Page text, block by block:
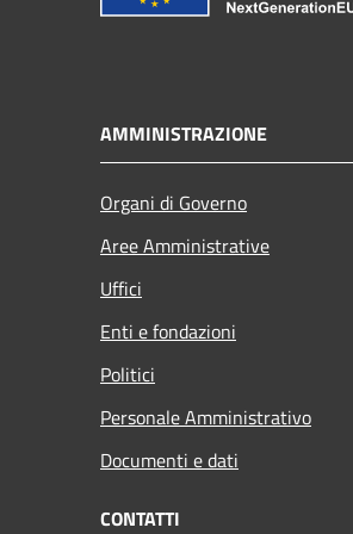
AMMINISTRAZIONE
Organi di Governo
Aree Amministrative
Uffici
Enti e fondazioni
Politici
Personale Amministrativo
Documenti e dati
CONTATTI